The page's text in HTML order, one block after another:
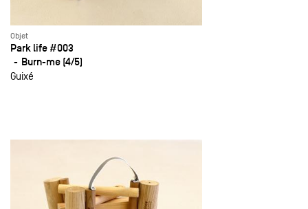
Objet
Park life #003
Burn-me (4/5)
Guixé